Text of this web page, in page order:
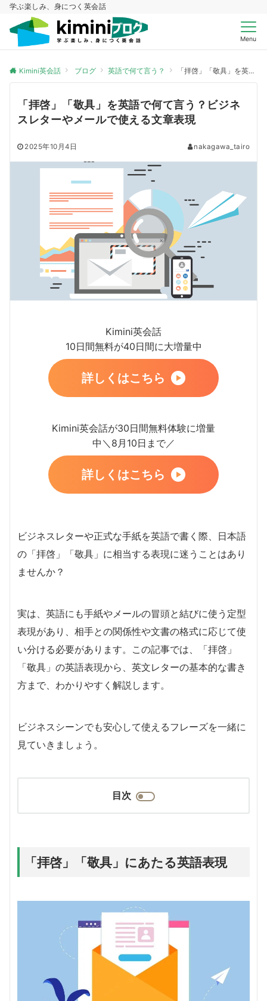
学ぶ楽しみ、身につく英会話
Menu
Kimini英会話 ブログ 英語で何て言う？ 「拝啓」「敬具」を英語で何て言う？ビジネスレターやメールで使える文章表現
「拝啓」「敬具」を英語で何て言う？ビジネ
スレターやメールで使える文章表現
2025年10月4日 nakagawa_tairo
Kimini英会話
10日間無料が40日間に大増量中
詳しくはこちら
Kimini英会話が30日間無料体験に増量
中＼8月10日まで／
詳しくはこちら
ビジネスレターや正式な手紙を英語で書く際、日本語
の「拝啓」「敬具」に相当する表現に迷うことはあり
ませんか？
実は、英語にも手紙やメールの冒頭と結びに使う定型
表現があり、相手との関係性や文書の格式に応じて使
い分ける必要があります。この記事では、「拝啓」
「敬具」の英語表現から、英文レターの基本的な書き
方まで、わかりやすく解説します。
ビジネスシーンでも安心して使えるフレーズを一緒に
見ていきましょう。
目次
「拝啓」「敬具」にあたる英語表現